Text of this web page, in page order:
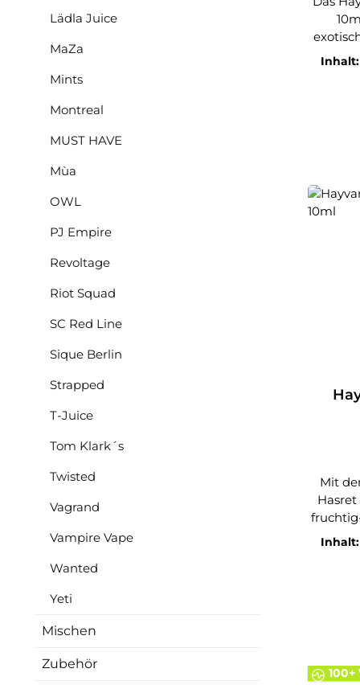
Lädla Juice
MaZa
Mints
Montreal
MUST HAVE
Mùa
OWL
PJ Empire
Revoltage
Riot Squad
SC Red Line
Sique Berlin
Strapped
T-Juice
Tom Klark´s
Twisted
Vagrand
Vampire Vape
Wanted
Yeti
Mischen
Zubehör
das an
seine
Inhalt:
Mit
sofort
Aroma
Inhalt: